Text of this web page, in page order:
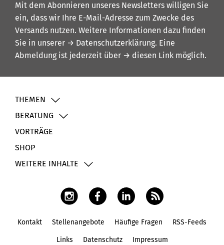
Mit dem Abonnieren unseres Newsletters willigen Sie
ein, dass wir Ihre E-Mail-Adresse zum Zwecke des
Versands nutzen. Weitere Informationen dazu finden
Sie in unserer → Datenschutzerklärung. Eine
Abmeldung ist jederzeit über → diesen Link möglich.
THEMEN
BERATUNG
VORTRÄGE
SHOP
WEITERE INHALTE
Kontakt Stellenangebote Häufige Fragen RSS-Feeds
Links Datenschutz Impressum